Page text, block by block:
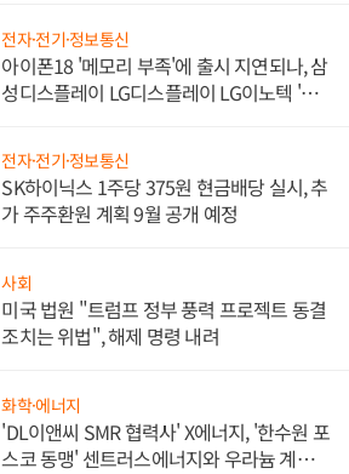
전자·전기·정보통신
아이폰18 '메모리 부족'에 출시 지연되나, 삼
성디스플레이 LG디스플레이 LG이노텍 '탈
전자·전기·정보통신
SK하이닉스 1주당 375원 현금배당 실시, 추
가 주주환원 계획 9월 공개 예정
사회
미국 법원 "트럼프 정부 풍력 프로젝트 동결
조치는 위법", 해제 명령 내려
화학·에너지
'DL이앤씨 SMR 협력사' X에너지, '한수원 포
스코 동맹' 센트러스에너지와 우라늄 계약